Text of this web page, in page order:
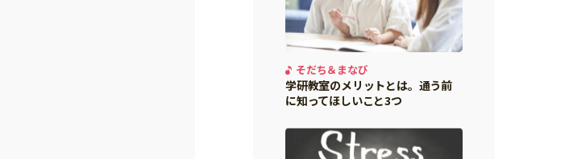
そだち＆まなび
学研教室のメリットとは。通う前
に知ってほしいこと3つ